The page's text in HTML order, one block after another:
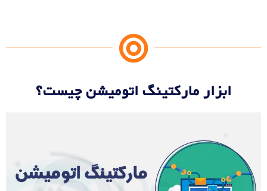
ابزار مارکتینگ اتومیشن چیست؟